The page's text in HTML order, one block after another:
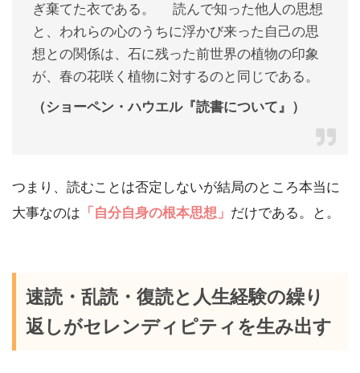
ぎ棄てた衣である。 読んで知った他人の思想
と、われらの心のうちに浮かび来った自己の思
想との関係は、石に残った前世界の植物の印象
が、春の花咲く植物に対するのと同じである。
（ショーペン・ハウエル『読書について』）
つまり、読むことは否定しないが結局のところ本当に
大事なのは 「自分自身の根本思想」 だけである。と。
速読・乱読・復読と人生経験の繰り
返しがセレンディピティを生み出す